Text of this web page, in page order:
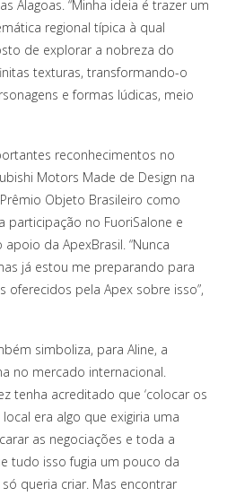
Alagoas. “Minha ideia é trazer um
regional típica à qual
de explorar a nobreza do
texturas, transformando-o
e formas lúdicas, meio
reconhecimentos no
Motors Made de Design na
Objeto Brasileiro como
participação no FuoriSalone e
da ApexBrasil. “Nunca
já estou me preparando para
pela Apex sobre isso”,
simboliza, para Aline, a
no mercado internacional.
tenha acreditado que ‘colocar os
era algo que exigiria uma
as negociações e toda a
tudo isso fugia um pouco da
queria criar. Mas encontrar